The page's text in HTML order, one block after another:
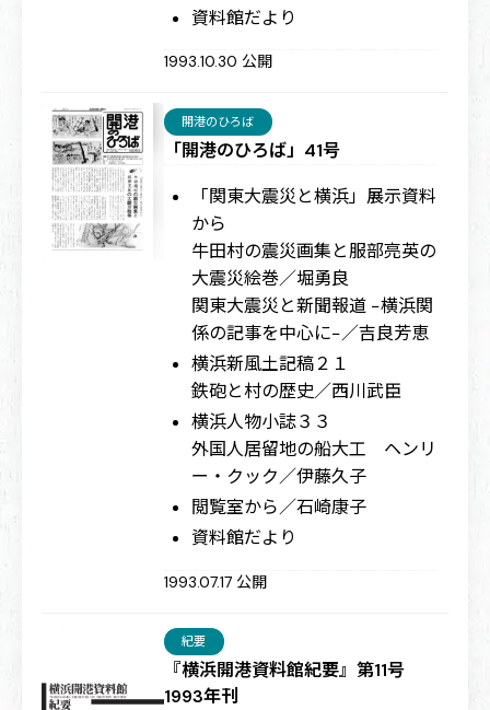
資料館だより
1993.10.30 公開
「開港のひろば」41号
開港のひろば
「関東大震災と横浜」展示資料
から
牛田村の震災画集と服部亮英の
大震災絵巻／堀勇良
関東大震災と新聞報道 −横浜関
係の記事を中心に−／吉良芳恵
横浜新風土記稿２１
鉄砲と村の歴史／西川武臣
横浜人物小誌３３
外国人居留地の船大工 ヘンリ
ー・クック／伊藤久子
閲覧室から／石崎康子
資料館だより
1993.07.17 公開
『横浜開港資料館紀要』第11号
1993年刊
紀要